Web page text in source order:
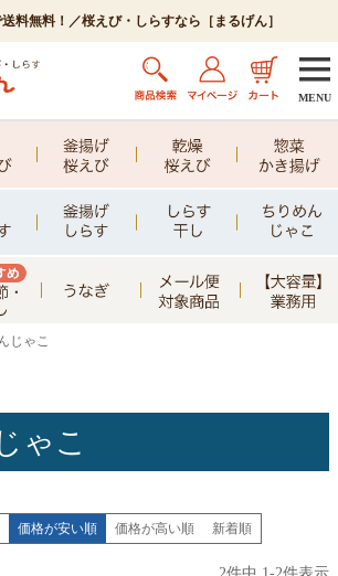
料無料！／桜えび・しらすなら［まるげん］
MENU
じゃこ
ゃこ
価格が安い順 価格が高い順 新着順